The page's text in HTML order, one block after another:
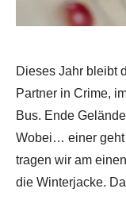
Dieses Jahr bleibt
Partner in Crime,
Bus. Ende
Wobei… einer geht
tragen wir am
die Winterjacke.